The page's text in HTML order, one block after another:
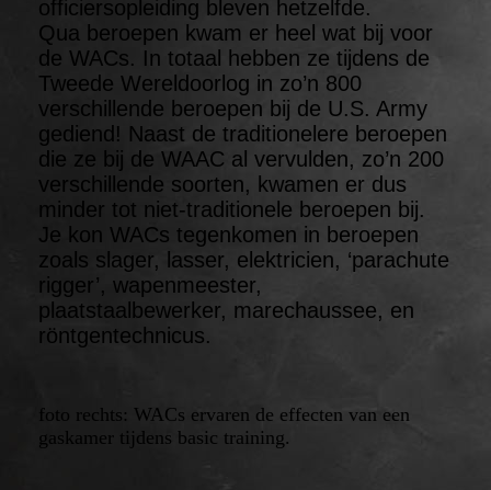
officiersopleiding bleven hetzelfde.
Qua beroepen kwam er heel wat bij voor
de WACs. In totaal hebben ze tijdens de
Tweede Wereldoorlog in zo’n 800
verschillende beroepen bij de U.S. Army
gediend! Naast de traditionelere beroepen
die ze bij de WAAC al vervulden, zo’n 200
verschillende soorten, kwamen er dus
minder tot niet-traditionele beroepen bij.
Je kon WACs tegenkomen in beroepen
zoals slager, lasser, elektricien, ‘parachute
rigger’, wapenmeester,
plaatstaalbewerker, marechaussee, en
röntgentechnicus.
foto rechts: WACs ervaren de effecten van een
gaskamer tijdens basic training.